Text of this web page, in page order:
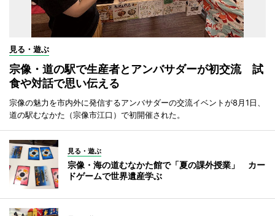
見る・遊ぶ
宗像・道の駅で生産者とアンバサダーが初交流 試
食や対話で思い伝える
宗像の魅力を市内外に発信するアンバサダーの交流イベントが8月1日、
道の駅むなかた（宗像市江口）で初開催された。
見る・遊ぶ
宗像・海の道むなかた館で「夏の課外授業」 カー
ドゲームで世界遺産学ぶ